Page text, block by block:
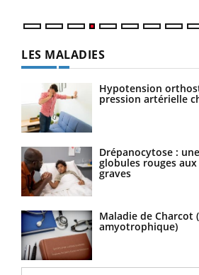
LES MALADIES
Hypotension
pression artérielle
Drépanocytose :
globules rouges
graves
Maladie de Charcot
amyotrophique)